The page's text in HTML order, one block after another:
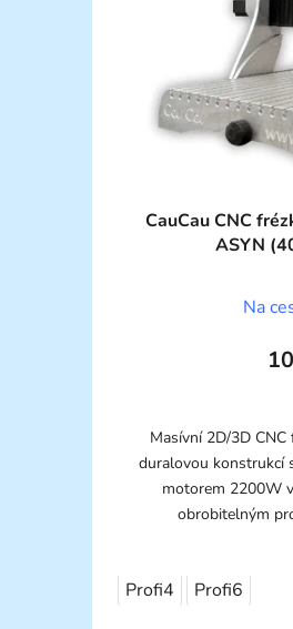
CauCau CNC
ASYN
Na
Masívní 2D/3D
duralovou konstrukcí
motorem 2200W
obrobitelným
Profi4 Profi6